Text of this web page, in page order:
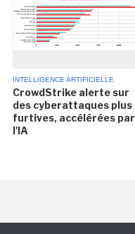
INTELLIGENCE ARTIFICIELLE
CrowdStrike alerte sur
des cyberattaques plus
furtives, accélérées par
l'IA